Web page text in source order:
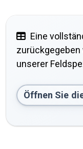
Eine
zurückgegeben
unserer
Öffnen Sie